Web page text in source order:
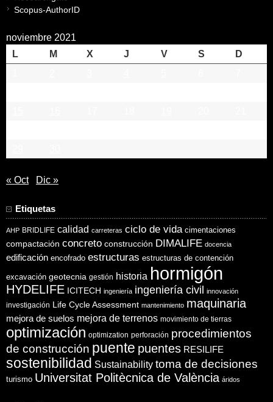
Scopus-AuthorID
noviembre 2021
L
M X J V S
D
« Oct Dic »
Etiquetas
AHP BRIDLIFE calidad carreteras ciclo de vida cimentaciones
compactación concreto construcción DIMALIFE docencia
edificación encofrado estructuras estructuras de contención
excavación geotecnia gestión historia hormigón
HYDELIFE ICITECH ingeniería ingeniería civil innovación
investigación Life Cycle Assessment mantenimiento maquinaria
mejora de suelos mejora de terrenos movimiento de tierras
optimización optimization perforación procedimientos
de construcción puente puentes RESILIFE
sostenibilidad Sustainability toma de decisiones
turismo Universitat Politècnica de València áridos